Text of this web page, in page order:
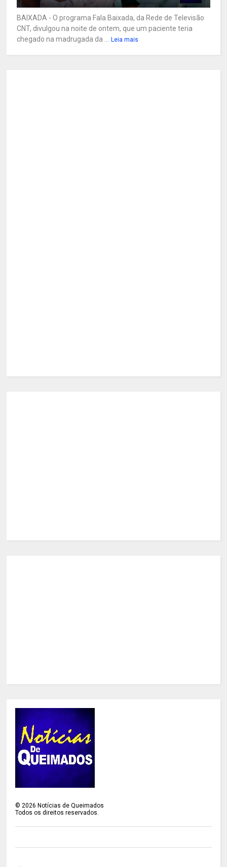
BAIXADA - O programa Fala Baixada, da Rede de Televisão
CNT, divulgou na noite de ontem, que um paciente teria
chegado na madrugada da ...
Leia mais
© 2026 Notícias de Queimados
Todos os direitos reservados.